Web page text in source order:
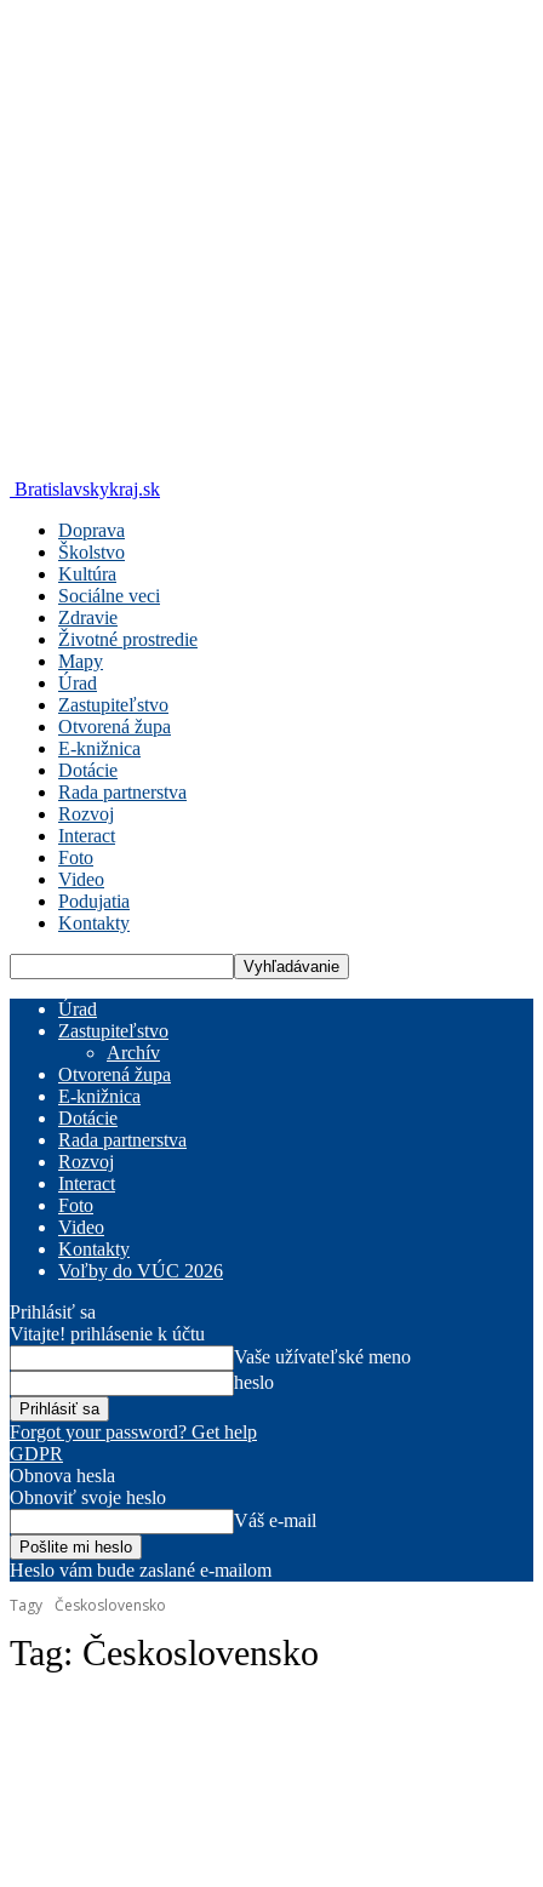
Bratislavskykraj.sk
Doprava
Školstvo
Kultúra
Sociálne veci
Zdravie
Životné prostredie
Mapy
Úrad
Zastupiteľstvo
Otvorená župa
E-knižnica
Dotácie
Rada partnerstva
Rozvoj
Interact
Foto
Video
Podujatia
Kontakty
Úrad
Zastupiteľstvo
Archív
Otvorená župa
E-knižnica
Dotácie
Rada partnerstva
Rozvoj
Interact
Foto
Video
Kontakty
Voľby do VÚC 2026
Prihlásiť sa
Vitajte! prihlásenie k účtu
Vaše užívateľské meno
heslo
Forgot your password? Get help
GDPR
Obnova hesla
Obnoviť svoje heslo
Váš e-mail
Heslo vám bude zaslané e-mailom
Tagy Československo
Tag: Československo